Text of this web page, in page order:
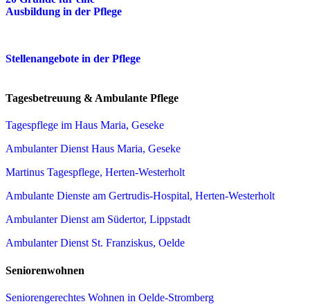
Ausbildung in der Pflege
Stellenangebote in der Pflege
Tagesbetreuung & Ambulante Pflege
Tagespflege im Haus Maria, Geseke
Ambulanter Dienst Haus Maria, Geseke
Martinus Tagespflege, Herten-Westerholt
Ambulante Dienste am Gertrudis-Hospital, Herten-Westerholt
Ambulanter Dienst am Südertor, Lippstadt
Ambulanter Dienst St. Franziskus, Oelde
Seniorenwohnen
Seniorengerechtes Wohnen in Oelde-Stromberg